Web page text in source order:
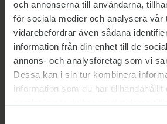
och annonserna till användarna,
för sociala medier och analysera vår
vidarebefordrar även sådana
information från din enhet till de
annons- och analysföretag som vi
Dessa kan i sin tur kombinera
information som du har tillhandahållit
samlat in när du har använt deras
Medlemsförmåner